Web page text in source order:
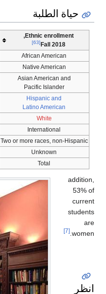
حياة الطلبة
Ethnic enrollment,
Fall 2018
[63]
African American
Native American
Asian American and
Pacific Islander
Hispanic and
Latino American
White
International
Two or more races, non-Hispanic
Unknown
Total
addition,
53% of
current
students
are
women.
[7]
انظر